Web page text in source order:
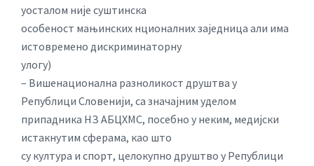
уосталом није суштинска
особеност мањинских нционалних заједница али има
истовремено дискриминаторну
улогу)
– Вишенационална разноликост друштва у
Републици Словенији, са значајним уделом
припадника НЗ АБЦХМС, посебно у неким, медијски
истакнутим сферама, као што
су култура и спорт, целокупно друштво у Републици